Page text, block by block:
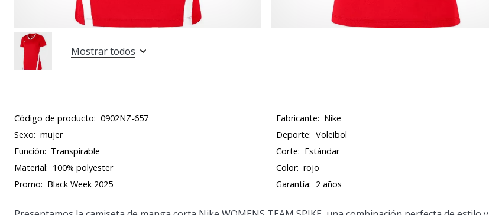
Mostrar todos
Código de producto: 0902NZ-657 Fabricante: Nike
Sexo: mujer Deporte: Voleibol
Función: Transpirable Corte: Estándar
Material: 100% polyester Color: rojo
Promo: Black Week 2025 Garantía: 2 años